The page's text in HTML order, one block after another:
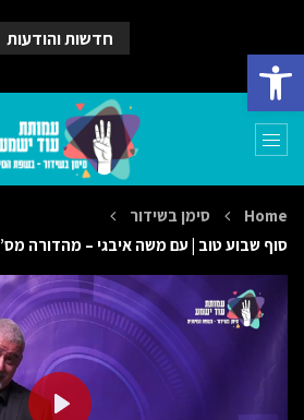
פתח סרגל נגישות
חדשות והודעות
Home
סימן בשידור
סוף שבוע טוב | עם משה איבגי – מהדורה מס’ 43